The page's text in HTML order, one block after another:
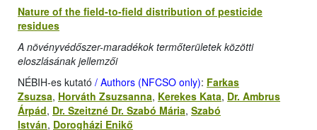
Nature of the field-to-field distribution of pesticide
residues
A növényvédőszer-maradékok termőterületek közötti
eloszlásának jellemzői
NÉBIH-es kutató / Authors (NFCSO only): Farkas
Zsuzsa, Horváth Zsuzsanna, Kerekes Kata, Dr. Ambrus
Árpád, Dr. Szeitzné Dr. Szabó Mária, Szabó
István, Dorogházi Enikő